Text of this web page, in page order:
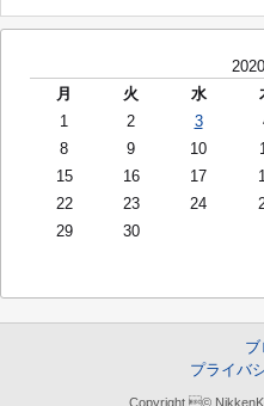
月
火 水
1
2 3
8
9 10
15
16 17
22
23 24
29
30
ブ
プライバ
Copyright ©